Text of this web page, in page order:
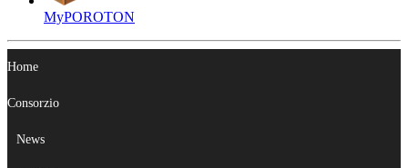
MyPOROTON
Home
Consorzio
News